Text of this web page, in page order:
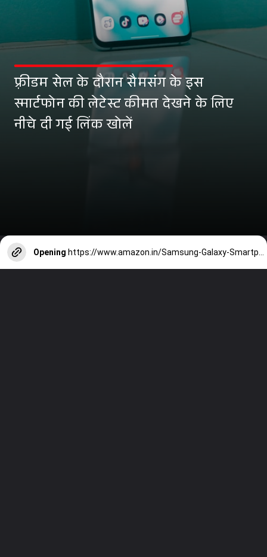
फ़्रीडम सेल के दौरान सैमसंग के इस
स्मार्टफोन की लेटेस्ट कीमत देखने के लिए
नीचे दी गई लिंक खोलें
Opening https://www.amazon.in/Samsung-Galaxy-Smartphone-Olive-Green/dp/B0C1Z8WTS6?pd_rd_w=jNwjN&content-id=amzn1.sym.120dbce3-1ee8-4441-9b7e-775b1c676a73%3Aamzn1.symc.ca948091-a64d-450e-86d7-c161ca33337b&pf_rd_p=120dbce3-1ee8-4441-9b7e-775b1c676a73&pf_rd_r=4D5G3KABFZMSF5FJ2XFM&pd_rd_wg=8kpFg&pd_rd_r=dfcd2191-13f3-4aa6-bb29-b296e5f51e93&pd_rd_i=B0C1Z8WTS6&th=1&linkCode=ll1&tag=amzn0836-21&linkId=db6bde923036a97f16914a9b84f44904&language=en_IN&ref_=as_li_ss_tl